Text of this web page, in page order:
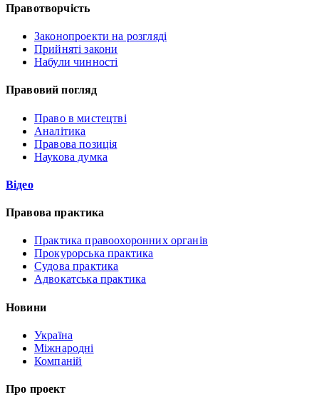
Правотворчість
Законопроекти на розгляді
Прийняті закони
Набули чинності
Правовий погляд
Право в мистецтві
Аналітика
Правова позиція
Наукова думка
Відео
Правова практика
Практика правоохоронних органів
Прокурорська практика
Судова практика
Адвокатська практика
Новини
Україна
Міжнародні
Компаній
Про проект